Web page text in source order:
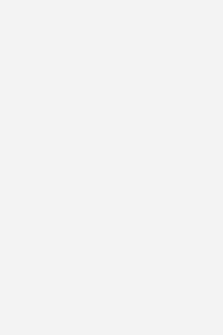
mit dem GEB
von uns
gebündelt und